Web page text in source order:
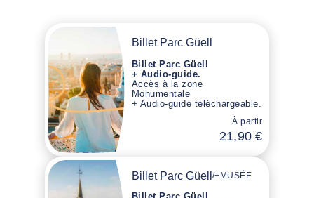
Billet Parc Güell
Billet Parc Güell
+ Audio-guide.
Accès à la zone
Monumentale
+ Audio-guide téléchargeable.
À partir
21,90 €
Billet Parc Güell /+MUSÉE